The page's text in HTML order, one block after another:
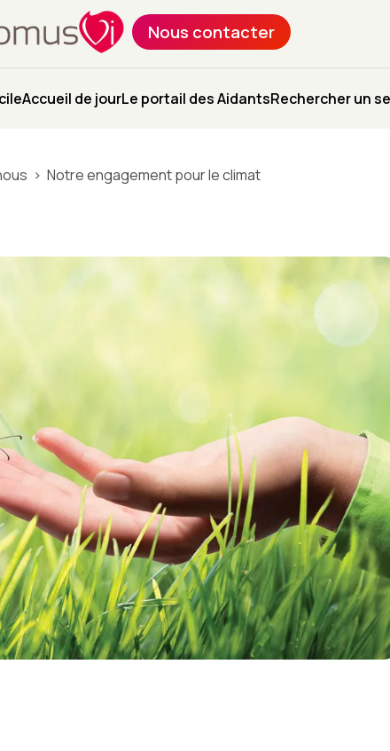
Nous contacter
Accueil de jourLe portail des AidantsRechercher un
Notre engagement pour le climat